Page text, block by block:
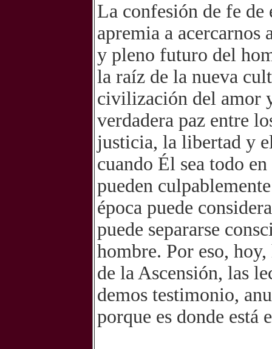
La confesión de fe de
apremia a acercarnos
y pleno futuro del
la raíz de la nueva
civilización del amor
verdadera paz entre
justicia, la libertad y
cuando Él sea todo
pueden
época puede
puede separarse
hombre. Por eso,
de la Ascensión, las
demos testimonio,
porque es donde